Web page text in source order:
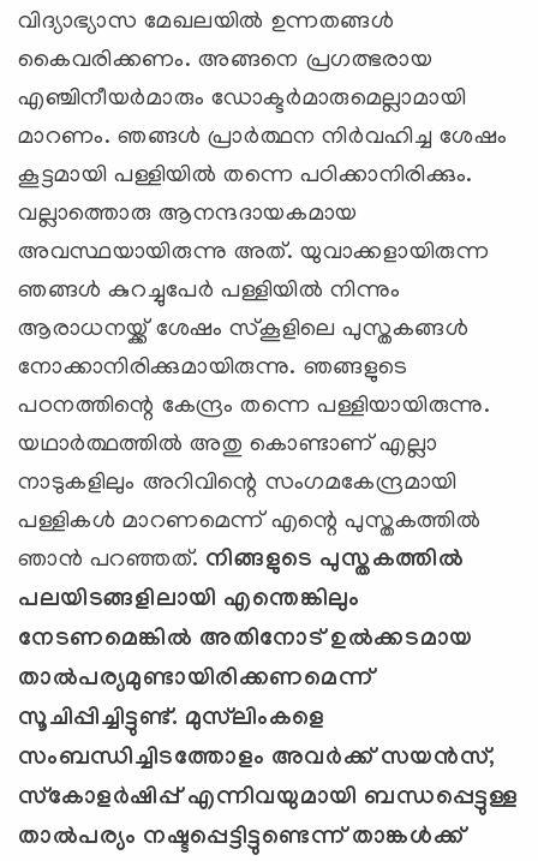
വിദ്യാഭ്യാസ മേഖലയില്‍ ഉന്നതങ്ങള്‍
കൈവരിക്കണം. അങ്ങനെ പ്രഗത്ഭരായ
എഞ്ചിനീയര്‍മാരും ഡോക്ടര്‍മാരുമെല്ലാമായി
മാറണം. ഞങ്ങള്‍ പ്രാര്‍ത്ഥന നിര്‍വഹിച്ച ശേഷം
കൂട്ടമായി പള്ളിയില്‍ തന്നെ പഠിക്കാനിരിക്കും.
വല്ലാത്തൊരു ആനന്ദദായകമായ
അവസ്ഥയായിരുന്നു അത്. യുവാക്കളായിരുന്ന
ഞങ്ങള്‍ കുറച്ചുപേര്‍ പള്ളിയില്‍ നിന്നും
ആരാധനയ്ക്ക് ശേഷം സ്‌കൂളിലെ പുസ്തകങ്ങള്‍
നോക്കാനിരിക്കുമായിരുന്നു. ഞങ്ങളുടെ
പഠനത്തിന്റെ കേന്ദ്രം തന്നെ പള്ളിയായിരുന്നു.
യഥാര്‍ത്ഥത്തില്‍ അതു കൊണ്ടാണ് എല്ലാ
നാടുകളിലും അറിവിന്റെ സംഗമകേന്ദ്രമായി
പള്ളികള്‍ മാറണമെന്ന് എന്റെ പുസ്തകത്തില്‍
ഞാന്‍ പറഞ്ഞത്. നിങ്ങളുടെ പുസ്തകത്തില്‍
പലയിടങ്ങളിലായി എന്തെങ്കിലും
നേടണമെങ്കില്‍ അതിനോട് ഉല്‍ക്കടമായ
താല്‍പര്യമുണ്ടായിരിക്കണമെന്ന്
സൂചിപ്പിച്ചിട്ടുണ്ട്. മുസ്‌ലിംകളെ
സംബന്ധിച്ചിടത്തോളം അവര്‍ക്ക് സയന്‍സ്,
സ്‌കോളര്‍ഷിപ്പ് എന്നിവയുമായി ബന്ധപ്പെട്ടുള്ള
താല്‍പര്യം നഷ്ടപ്പെട്ടിട്ടുണ്ടെന്ന് താങ്കള്‍ക്ക്